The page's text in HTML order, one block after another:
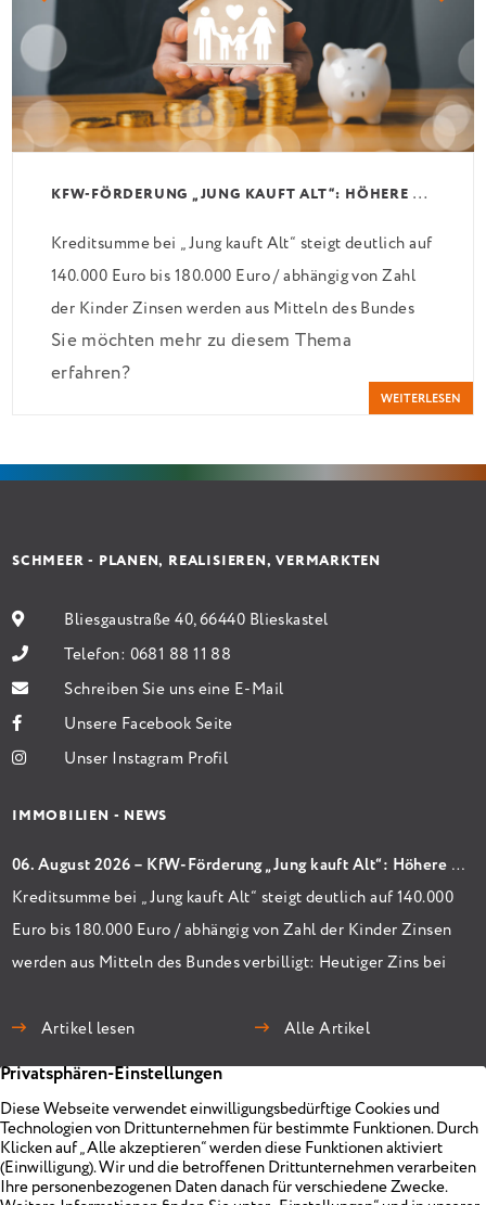
K
FW-FÖRDERUNG „JUNG KAUFT ALT“: HÖHERE KREDITE AB AUGUST 2026
Kreditsumme bei „Jung kauft Alt“ steigt deutlich auf
140.000 Euro bis 180.000 Euro / abhängig von Zahl
der Kinder Zinsen werden aus Mitteln des Bundes
verbilligt: Heutiger Zins bei 0,53 Prozent effektiv
bei 35 Jahren Laufzeit und 10 Jahren Zinsbindung
Antragstellende verpflichten sich zu energetischer
Sanierung in Einzelmaßnahmen […]
Sie möchten mehr zu diesem Thema
erfahren?
WEITERLESEN
SCHMEER - PLANEN, REALISIEREN, VERMARKTEN
Bliesgaustraße 40, 66440 Blieskastel
Telefon: 0681 88 11 88
Schreiben Sie uns eine E-Mail
Unsere Facebook Seite
Unser Instagram Profil
IMMOBILIEN - NEWS
06. August 2026 – KfW-Förderung „Jung kauft Alt“: Höhere Kredite ab August 2026
Kreditsumme bei „Jung kauft Alt“ steigt deutlich auf 140.000
Euro bis 180.000 Euro / abhängig von Zahl der Kinder Zinsen
werden aus Mitteln des Bundes verbilligt: Heutiger Zins bei
Zinsbindung Antragstellende verpflichten sich zu
energetischer Sanierung binnen 54 Monaten nach
Artikel lesen Alle Artikel
Immobilien
Unternehmen